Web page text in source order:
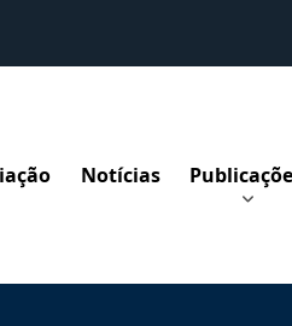
Notícias